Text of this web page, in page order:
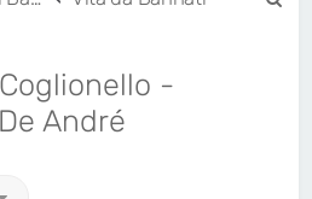
-
André